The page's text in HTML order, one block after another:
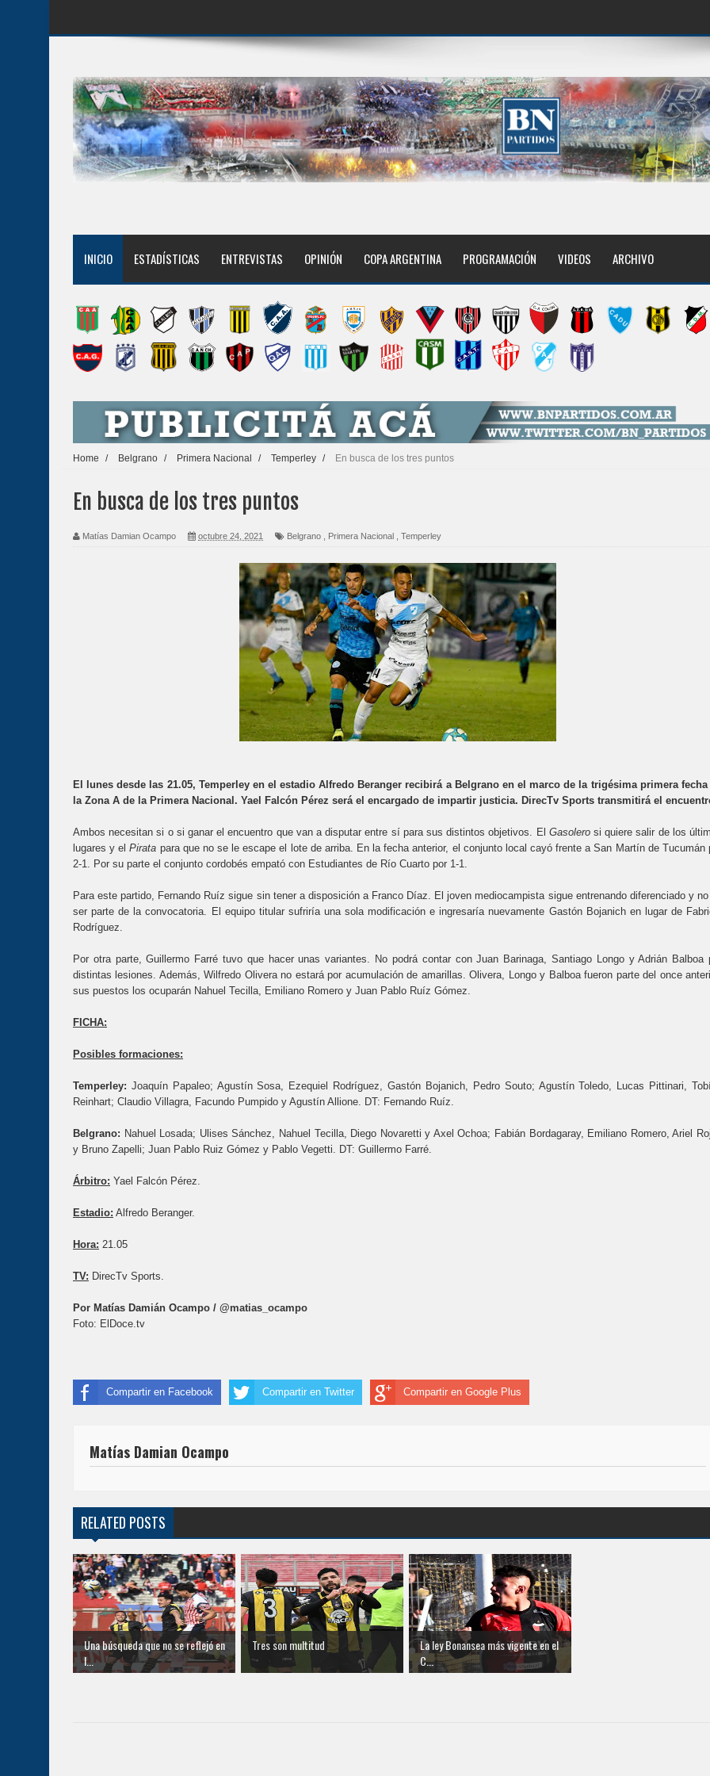
INICIO ESTADÍSTICAS ENTREVISTAS OPINIÓN COPA ARGENTINA PROGRAMACIÓN VIDEOS ARCHIVO
Home / Belgrano / Primera Nacional / Temperley / En busca de los tres puntos
En busca de los tres puntos
Matías Damian Ocampo octubre 24, 2021 Belgrano Primera Nacional Temperley
El lunes desde las 21.05, Temperley en el estadio Alfredo Beranger recibirá a Belgrano en el marco de la trigésima primera fecha
la Zona A de la Primera Nacional. Yael Falcón Pérez será el encargado de impartir justicia. DirecTv Sports transmitirá el
Ambos necesitan si o si ganar el encuentro que van a disputar entre sí para sus distintos objetivos. El Gasolerosi quiere salir de los
lugares y elPirata para que no se le escape el lote de arriba. En la fecha anterior, el conjunto local cayó frente a San Martín de Tucumán
2-1. Por su parte el conjunto cordobés empató con Estudiantes de Río Cuarto por 1-1.
Para este partido, Fernando Ruíz sigue sin tener a disposición a Franco Díaz. El joven mediocampista sigue entrenando diferenciado y
ser parte de la convocatoria. El equipo titular sufriría una sola modificación e ingresaría nuevamente Gastón Bojanich en lugar de
Rodríguez.
Por otra parte, Guillermo Farré tuvo que hacer unas variantes. No podrá contar con Juan Barinaga, Santiago Longo y Adrián Balboa
distintas lesiones. Además, Wilfredo Olivera no estará por acumulación de amarillas. Olivera, Longo y Balboa fueron parte del once
sus puestos los ocuparán Nahuel Tecilla, Emiliano Romero y Juan Pablo Ruíz Gómez.
FICHA:
Posibles formaciones:
Temperley: Joaquín Papaleo; Agustín Sosa, Ezequiel Rodríguez, Gastón Bojanich, Pedro Souto; Agustín Toledo, Lucas Pittinari,
Reinhart; Claudio Villagra, Facundo Pumpido y Agustín Allione. DT: Fernando Ruíz.
Belgrano: Nahuel Losada; Ulises Sánchez, Nahuel Tecilla, Diego Novaretti y Axel Ochoa; Fabián Bordagaray, Emiliano Romero, Ariel
y Bruno Zapelli; Juan Pablo Ruiz Gómez y Pablo Vegetti. DT: Guillermo Farré.
Árbitro: Yael Falcón Pérez.
Estadio: Alfredo Beranger.
Hora: 21.05
TV: DirecTv Sports.
Por Matías Damián Ocampo / @matias_ocampo
Foto: ElDoce.tv
Compartir en Facebook Compartir en Twitter Compartir en Google Plus
Matías Damian Ocampo
RELATED POSTS
Una búsqueda que no se reflejó en
l...
Tres son multitud
La ley Bonansea más vigente en el
C...